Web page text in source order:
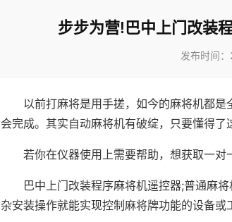
步步为营!巴中上门改装
发布时间
以前打麻将是用手搓，如今的麻将机都
会完成。其实自动麻将机有破绽，只要懂得了
若你在仪器使用上需要帮助，想获取一对
巴中上门改装程序麻将机遥控器;普通麻
杂安装操作就能实现控制麻将牌功能的设备或